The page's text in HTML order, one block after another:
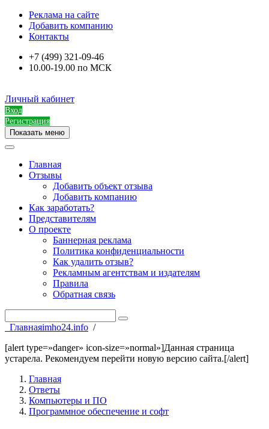
Реклама на сайте
Добавить компанию
Контакты
+7 (499) 321-09-46
10.00-19.00 по МСК
Личный кабинет
Вход
Регистрация
Показать меню
Главная
Отзывы
Добавить объект отзыва
Добавить компанию
Как заработать?
Представителям
О проекте
Баннерная реклама
Политика конфиденциальности
Как удалить отзыв?
Рекламным агентствам и издателям
Правила
Обратная связь
Главнаяimho24.info /
[alert type=»danger» icon-size=»normal»]Данная страница
устарела. Рекомендуем перейти новую версию сайта.[/alert]
Главная
Ответы
Компьютеры и ПО
Программное обеспечение и софт